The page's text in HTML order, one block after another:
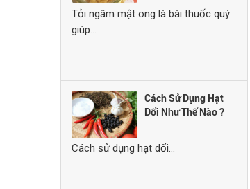
Tỏi ngâm mật ong là bài thuốc quý
giúp...
Cách Sử Dụng Hạt
Dổi Như Thế Nào ?
Cách sử dụng hạt dổi...